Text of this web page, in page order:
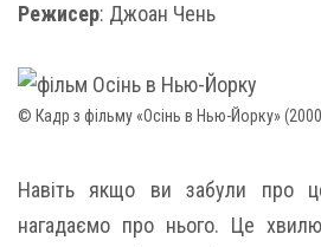
Режисер: Джоан Чень
© Кадр з фільму «Осінь в Нью-Йорку»
Навіть якщо ви забули про
нагадаємо про нього. Це